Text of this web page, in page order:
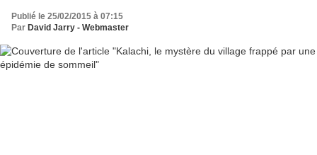
Publié le 25/02/2015 à 07:15
Par David Jarry - Webmaster